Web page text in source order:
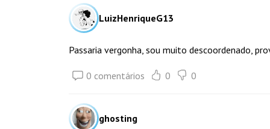
LuizHenriqueG13
Passaria vergonha, sou muito descoordenado,
0 comentários 0 0
ghosting